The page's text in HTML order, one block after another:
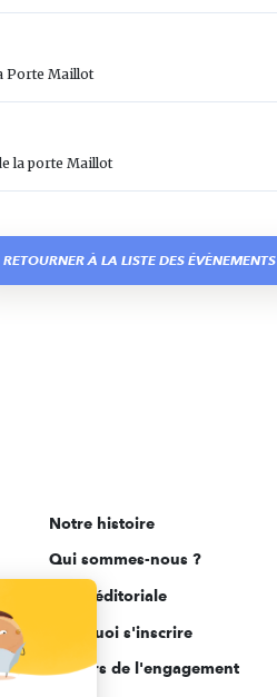
Porte Maillot
la porte Maillot
RETOURNER À LA LISTE DES ÉVÈNEMENTS
Notre histoire
Qui sommes-nous ?
Ligne éditoriale
Pourquoi s'inscrire
Acteurs de l'engagement